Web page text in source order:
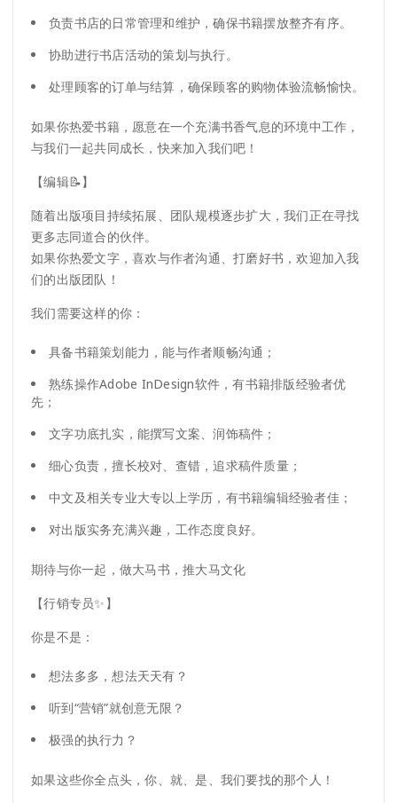
负责书店的日常管理和维护，确保书籍摆放整齐有序。
协助进行书店活动的策划与执行。
处理顾客的订单与结算，确保顾客的购物体验流畅愉快。
如果你热爱书籍，愿意在一个充满书香气息的环境中工作，
与我们一起共同成长，快来加入我们吧！
【编辑📝】
随着出版项目持续拓展、团队规模逐步扩大，我们正在寻找
更多志同道合的伙伴。
如果你热爱文字，喜欢与作者沟通、打磨好书，欢迎加入我
们的出版团队！
我们需要这样的你：
具备书籍策划能力，能与作者顺畅沟通；
熟练操作Adobe InDesign软件，有书籍排版经验者优
先；
文字功底扎实，能撰写文案、润饰稿件；
细心负责，擅长校对、查错，追求稿件质量；
中文及相关专业大专以上学历，有书籍编辑经验者佳；
对出版实务充满兴趣，工作态度良好。
期待与你一起，做大马书，推大马文化
【行销专员✨】
你是不是：
想法多多，想法天天有？
听到“营销”就创意无限？
极强的执行力？
如果这些你全点头，你、就、是、我们要找的那个人！